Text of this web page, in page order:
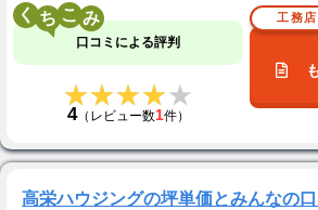
く こ
口コミによる評判
★★★★★
★★★★★
4（レビュー数1件）
工務
高栄ハウジングの坪単価とみんなの